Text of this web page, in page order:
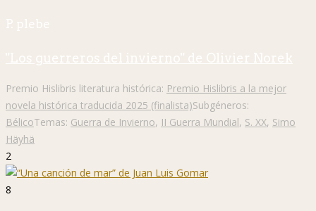
P. plebe
"Los guerreros del invierno" de Olivier Norek
Premio Hislibris literatura histórica: Premio Hislibris a la mejor
novela histórica traducida 2025 (finalista)Subgéneros:
BélicoTemas: Guerra de Invierno, II Guerra Mundial, S. XX, Simo
Häyhä
2
8